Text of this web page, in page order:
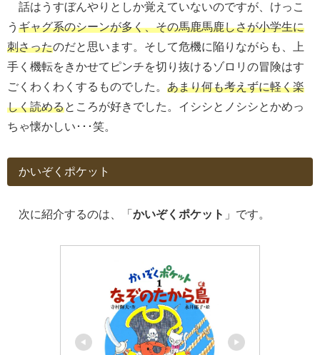
話はうすぼんやりとしか覚えていないのですが、けっこ
う ギャグ系のシーンが多く、その馬鹿馬鹿しさが小学生に
刺さったのだと思います。そして危機に陥りながらも、上
手く機転をきかせてピンチを切り抜けるゾロリの冒険はす
ごくわくわくするものでした。 あまり何も考えずに軽く楽
しく読めるところが好きでした。イシシとノシシとかめっ
ちゃ懐かしい･･･笑。
かいぞくポケット
次に紹介するのは、「 かいぞくポケット 」です。